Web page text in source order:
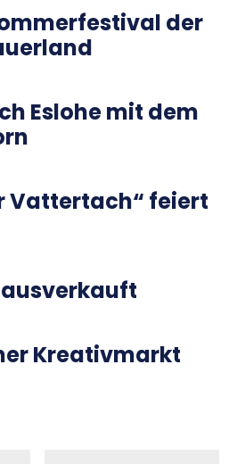
der
Eslohe mit dem
Vattertach“ feiert
Kreativmarkt